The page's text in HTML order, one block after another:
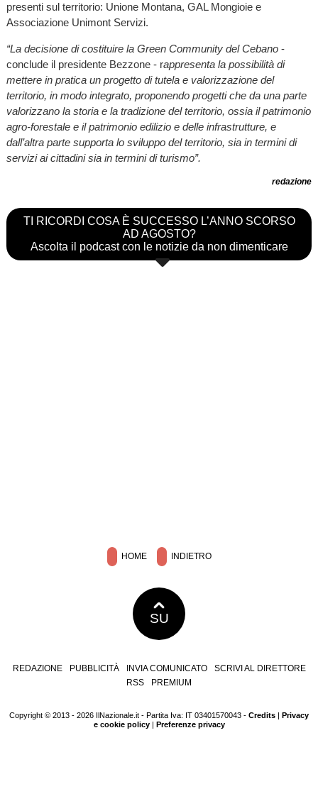
presenti sul territorio: Unione Montana, GAL Mongioie e
Associazione Unimont Servizi.
“La decisione di costituire la Green Community del Cebano -
conclude il presidente Bezzone - rappresenta la possibilità di
mettere in pratica un progetto di tutela e valorizzazione del
territorio, in modo integrato, proponendo progetti che da una parte
valorizzano la storia e la tradizione del territorio, ossia il patrimonio
agro-forestale e il patrimonio edilizio e delle infrastrutture, e
dall’altra parte supporta lo sviluppo del territorio, sia in termini di
servizi ai cittadini sia in termini di turismo”.
redazione
TI RICORDI COSA È SUCCESSO L’ANNO SCORSO
AD AGOSTO?
Ascolta il podcast con le notizie da non dimenticare
HOME INDIETRO
SU
REDAZIONE PUBBLICITÀ INVIA COMUNICATO
SCRIVI AL DIRETTORE
RSS
PREMIUM
Copyright © 2013 - 2026 IlNazionale.it - Partita Iva: IT 03401570043 - Credits | Privacy
e cookie policy| Preferenze privacy